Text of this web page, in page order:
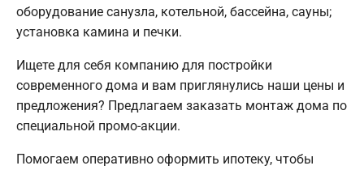
оборудование санузла, котельной, бассейна, сауны;
установка камина и печки.
Ищете для себя компанию для постройки
современного дома и вам приглянулись наши цены и
предложения? Предлагаем заказать монтаж дома по
специальной промо-акции.
Помогаем оперативно оформить ипотеку, чтобы